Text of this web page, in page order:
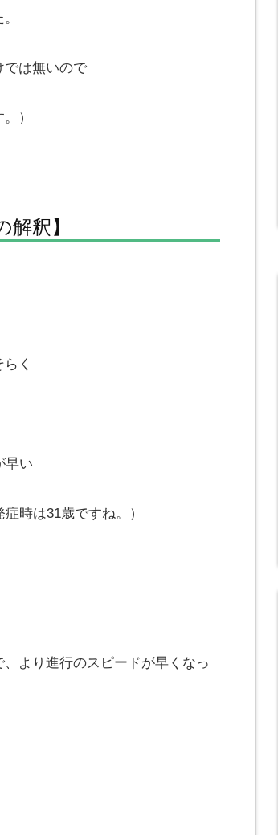
では無いので
）
釈】
く
早い
時は31歳ですね。）
より進行のスピードが早くなっ